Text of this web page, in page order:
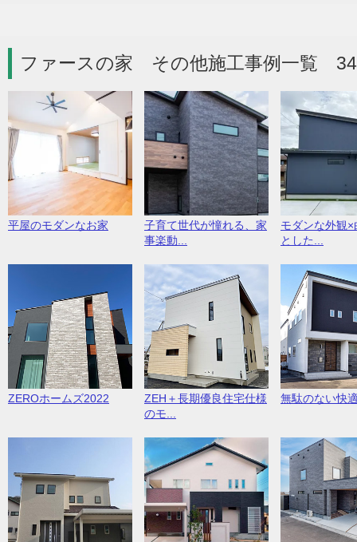
ファースの家 その他施工事例一覧
平屋のモダンなお家
子育て世代が憧れる、家
事楽動...
モダンな外観×
とした...
ZEROホームズ2022
ZEH＋長期優良住宅仕様
のモ...
無駄のない快